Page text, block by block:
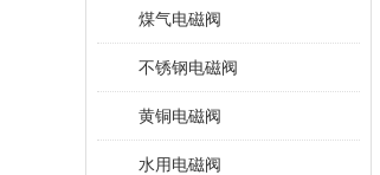
煤气电磁阀
不锈钢电磁阀
黄铜电磁阀
水用电磁阀